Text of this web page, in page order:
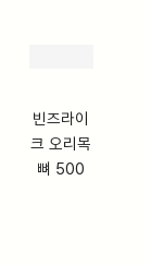
빈즈라이
크 오리목
뼈 500